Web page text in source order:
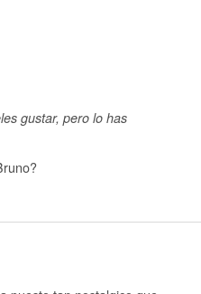
gustar, pero lo has